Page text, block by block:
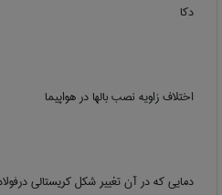
دکا
اختلاف زاویه نصب بالها در هواپیما
دمایی که در آن تغییر شکل کریستالی